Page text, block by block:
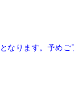
ります。予めご